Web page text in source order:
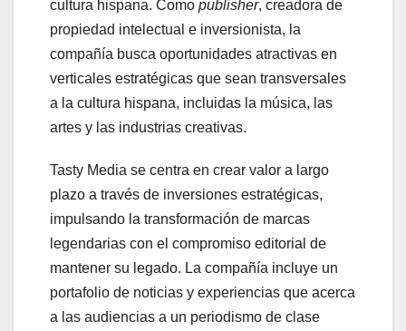
cultura hispana. Como publisher, creadora de
propiedad intelectual e inversionista, la
compañía busca oportunidades atractivas en
verticales estratégicas que sean transversales
a la cultura hispana, incluidas la música, las
artes y las industrias creativas.
Tasty Media se centra en crear valor a largo
plazo a través de inversiones estratégicas,
impulsando la transformación de marcas
legendarias con el compromiso editorial de
mantener su legado. La compañía incluye un
portafolio de noticias y experiencias que acerca
a las audiencias a un periodismo de clase